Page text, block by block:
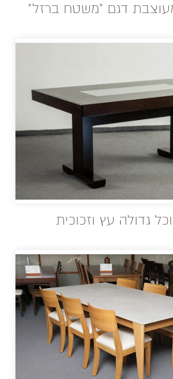
דגם "משטח ברזל"
גדולה עץ וזכוכית